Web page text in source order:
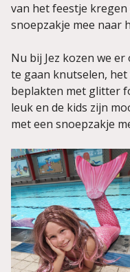
van het feestje kregen
snoepzakje mee naar
Nu bij Jez kozen we
te gaan knutselen,
beplakten met glitter
leuk en de kids zijn
met een snoepzakje